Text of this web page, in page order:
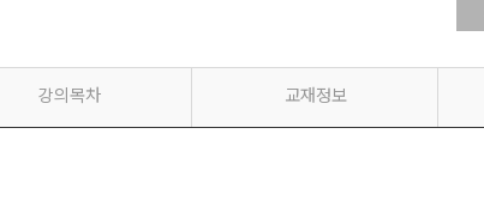
강의목차 교재정보